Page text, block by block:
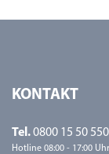
KONTAKT
Tel.0800 15 50 550
Hotline 08:00 - 17:00 Uhr